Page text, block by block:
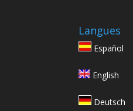
Langues
Español
English
Deutsch